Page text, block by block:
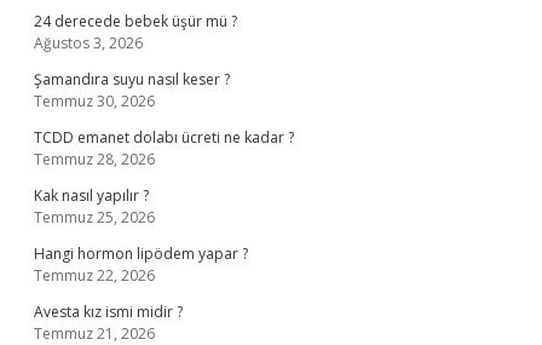
24 derecede bebek üşür mü ?
Ağustos 3, 2026
Şamandıra suyu nasıl keser ?
Temmuz 30, 2026
TCDD emanet dolabı ücreti ne kadar ?
Temmuz 28, 2026
Kak nasıl yapılır ?
Temmuz 25, 2026
Hangi hormon lipödem yapar ?
Temmuz 22, 2026
Avesta kız ismi midir ?
Temmuz 21, 2026